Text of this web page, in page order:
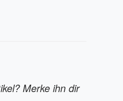
Merke ihn dir